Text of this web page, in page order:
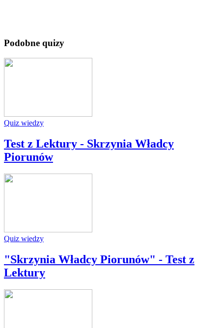
Podobne quizy
Quiz wiedzy
Test z Lektury - Skrzynia Władcy
Piorunów
Quiz wiedzy
"Skrzynia Władcy Piorunów" - Test z
Lektury